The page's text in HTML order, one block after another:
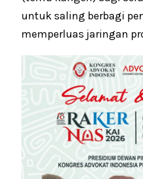
untuk saling berbagi
memperluas jaringan